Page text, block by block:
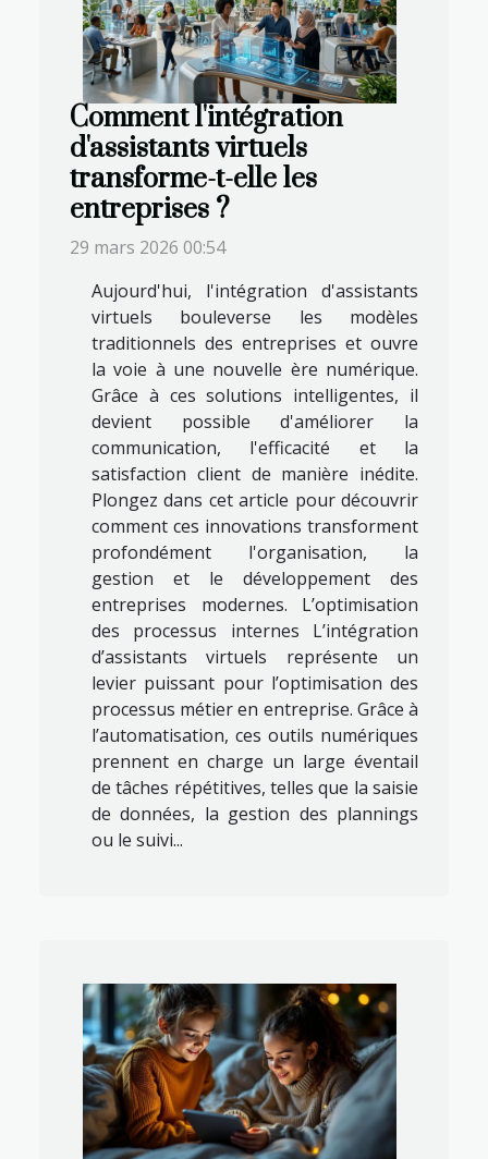
Comment l'intégration
d'assistants virtuels
transforme-t-elle les
entreprises ?
29 mars 2026 00:54
Aujourd'hui, l'intégration d'assistants
virtuels bouleverse les modèles
traditionnels des entreprises et ouvre
la voie à une nouvelle ère numérique.
Grâce à ces solutions intelligentes, il
devient possible d'améliorer la
communication, l'efficacité et la
satisfaction client de manière inédite.
Plongez dans cet article pour découvrir
comment ces innovations transforment
profondément l'organisation, la
gestion et le développement des
entreprises modernes. L’optimisation
des processus internes L’intégration
d’assistants virtuels représente un
levier puissant pour l’optimisation des
processus métier en entreprise. Grâce à
l’automatisation, ces outils numériques
prennent en charge un large éventail
de tâches répétitives, telles que la saisie
de données, la gestion des plannings
ou le suivi...